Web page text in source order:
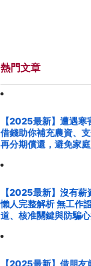
熱門文章
【2025最新】遭遇
借錢助你補充農資、
再分期償還，避免家
【2025最新】沒有
懶人完整解析 無工作
道、核准關鍵與防騙
【2025最新】借朋